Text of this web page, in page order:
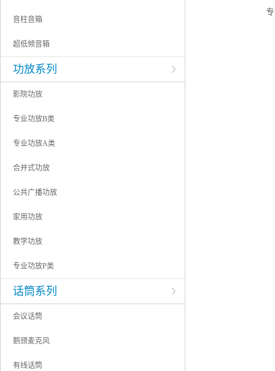
音柱音箱
超低频音箱
功放系列
影院功放
专业功放B类
专业功放A类
合并式功放
公共广播功放
家用功放
教学功放
专业功放P类
话筒系列
会议话筒
鹅颈麦克风
有线话筒